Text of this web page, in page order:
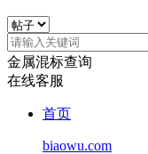
金属混标查询
在线客服
首页
biaowu.com